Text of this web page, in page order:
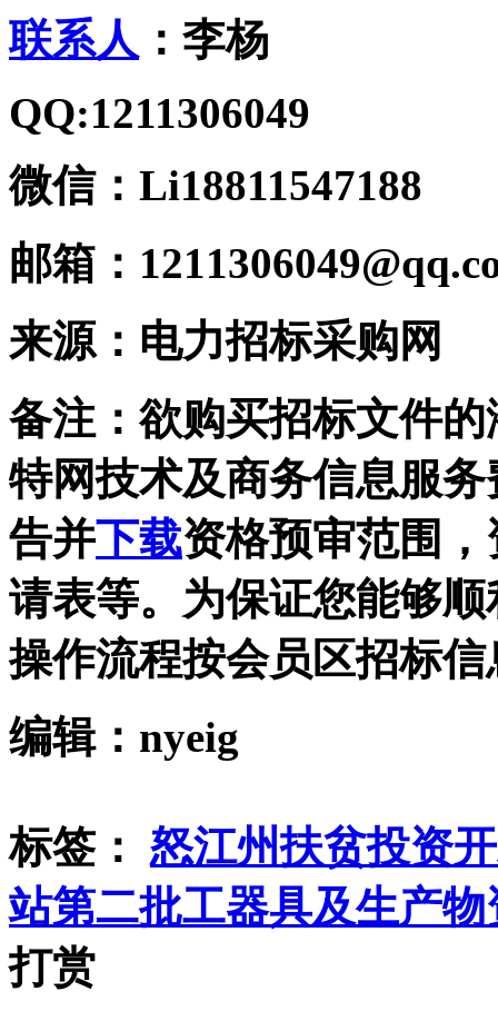
联系人 ：李杨
QQ:1211306049
微信：Li18811547188
邮箱：
来源：电力招标采购网
备注：欲购买招标文件
特网技术及商务信息服
告并下载资格预审范围
请表等。为保证您能够
操作流程按会员区招标
编辑：nyeig
标签： 怒江州扶贫投资
站第二批工器具及生产
打赏